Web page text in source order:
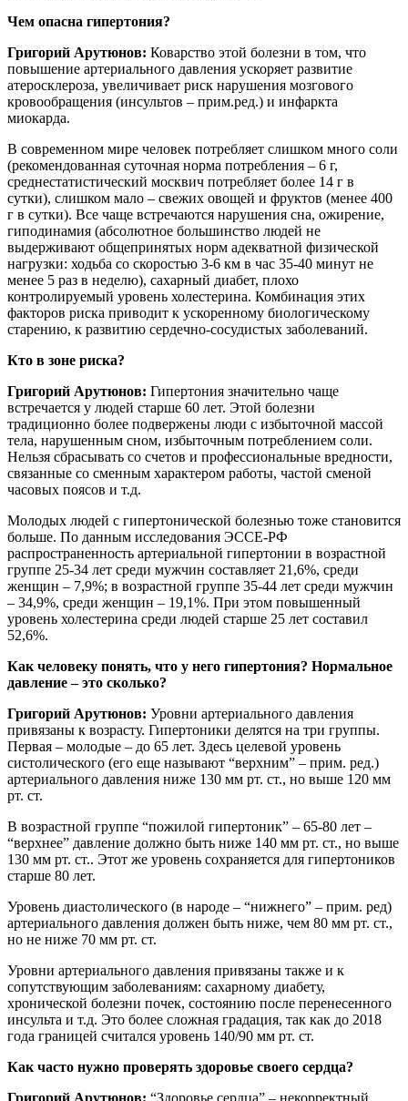
Чем опасна гипертония?
Григорий Арутюнов: Коварство этой болезни в том, что
повышение артериального давления ускоряет развитие
атеросклероза, увеличивает риск нарушения мозгового
кровообращения (инсультов – прим.ред.) и инфаркта
миокарда.
В современном мире человек потребляет слишком много соли
(рекомендованная суточная норма потребления – 6 г,
среднестатистический москвич потребляет более 14 г в
сутки), слишком мало – свежих овощей и фруктов (менее 400
г в сутки). Все чаще встречаются нарушения сна, ожирение,
гиподинамия (абсолютное большинство людей не
выдерживают общепринятых норм адекватной физической
нагрузки: ходьба со скоростью 3-6 км в час 35-40 минут не
менее 5 раз в неделю), сахарный диабет, плохо
контролируемый уровень холестерина. Комбинация этих
факторов риска приводит к ускоренному биологическому
старению, к развитию сердечно-сосудистых заболеваний.
Кто в зоне риска?
Григорий Арутюнов: Гипертония значительно чаще
встречается у людей старше 60 лет. Этой болезни
традиционно более подвержены люди с избыточной массой
тела, нарушенным сном, избыточным потреблением соли.
Нельзя сбрасывать со счетов и профессиональные вредности,
связанные со сменным характером работы, частой сменой
часовых поясов и т.д.
Молодых людей с гипертонической болезнью тоже становится
больше. По данным исследования ЭССЕ-РФ
распространенность артериальной гипертонии в возрастной
группе 25-34 лет среди мужчин составляет 21,6%, среди
женщин – 7,9%; в возрастной группе 35-44 лет среди мужчин
– 34,9%, среди женщин – 19,1%. При этом повышенный
уровень холестерина среди людей старше 25 лет составил
52,6%.
Как человеку понять, что у него гипертония? Нормальное
давление – это сколько?
Григорий Арутюнов: Уровни артериального давления
привязаны к возрасту. Гипертоники делятся на три группы.
Первая – молодые – до 65 лет. Здесь целевой уровень
систолического (его еще называют “верхним” – прим. ред.)
артериального давления ниже 130 мм рт. ст., но выше 120 мм
рт. ст.
В возрастной группе “пожилой гипертоник” – 65-80 лет –
“верхнее” давление должно быть ниже 140 мм рт. ст., но выше
130 мм рт. ст.. Этот же уровень сохраняется для гипертоников
старше 80 лет.
Уровень диастолического (в народе – “нижнего” – прим. ред)
артериального давления должен быть ниже, чем 80 мм рт. ст.,
но не ниже 70 мм рт. ст.
Уровни артериального давления привязаны также и к
сопутствующим заболеваниям: сахарному диабету,
хронической болезни почек, состоянию после перенесенного
инсульта и т.д. Это более сложная градация, так как до 2018
года границей считался уровень 140/90 мм рт. ст.
Как часто нужно проверять здоровье своего сердца?